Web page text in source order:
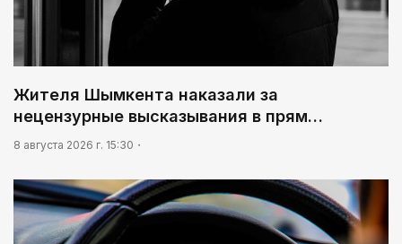
Жителя Шымкента наказали за
нецензурные высказывания в прям…
8 августа 2026 г. 15:30